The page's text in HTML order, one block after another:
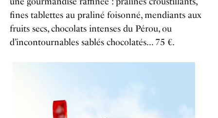
fines tablettes au praliné foisonné, mendiants aux
fruits secs, chocolats intenses du Pérou, ou
d’incontournables sablés chocolatés… 75 €.